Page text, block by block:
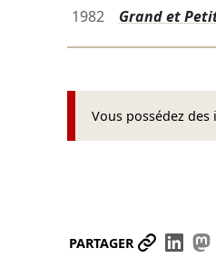
1982
Grand et
Vous possédez
PARTAGER